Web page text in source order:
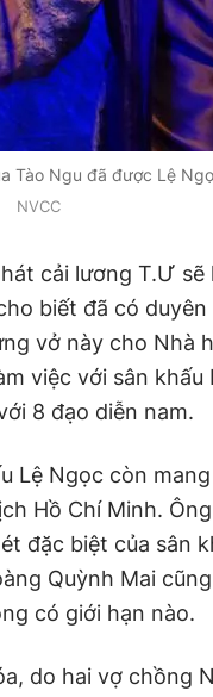
Tào Ngu đã được Lệ
NVCC
cải lương T.Ư sẽ
biết đã có
vở này cho Nhà
việc với sân
8 đạo diễn nam.
Lệ Ngọc còn
Hồ Chí Minh.
đặc biệt của sân
Quỳnh Mai
có giới hạn nào.
do hai vợ chồng